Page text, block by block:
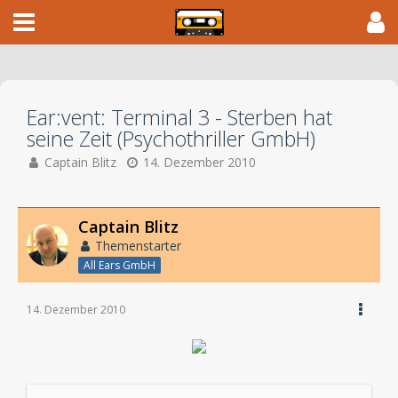
Ear:vent: Terminal 3 - Sterben hat
seine Zeit (Psychothriller GmbH)
Captain Blitz 14. Dezember 2010
Captain Blitz
Themenstarter
All Ears GmbH
14. Dezember 2010